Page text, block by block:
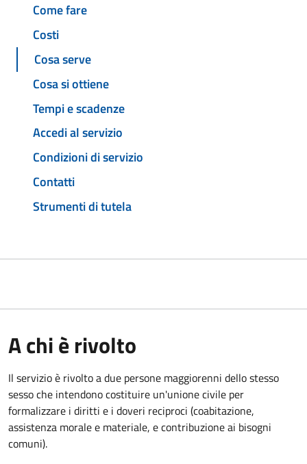
Come fare
Costi
Cosa serve
Cosa si ottiene
Tempi e scadenze
Accedi al servizio
Condizioni di servizio
Contatti
Strumenti di tutela
A chi è rivolto
Il servizio è rivolto a due persone maggiorenni dello stesso
sesso che intendono costituire un'unione civile per
formalizzare i diritti e i doveri reciproci (coabitazione,
assistenza morale e materiale, e contribuzione ai bisogni
comuni).